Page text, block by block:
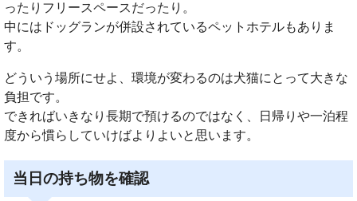
ったりフリースペースだったり。
中にはドッグランが併設されているペットホテルもありま
す。
どういう場所にせよ、環境が変わるのは犬猫にとって大きな
負担です。
できればいきなり長期で預けるのではなく、日帰りや一泊程
度から慣らしていけばよりよいと思います。
当日の持ち物を確認